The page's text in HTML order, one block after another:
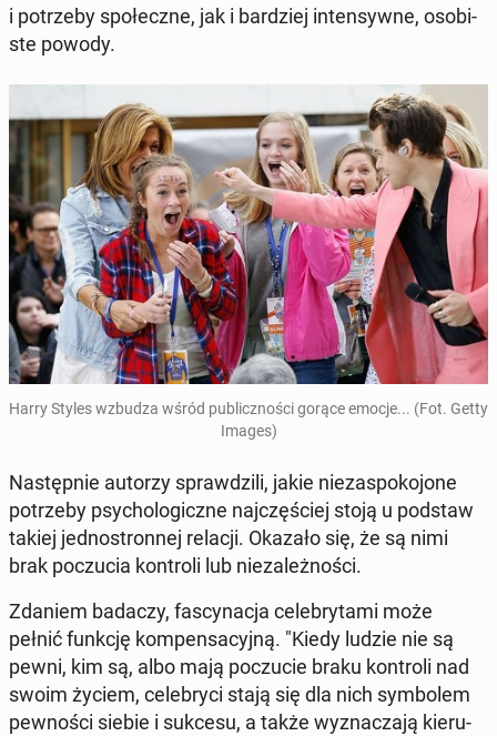
i po­trze­by spo­łecz­ne, jak i bar­dziej in­ten­syw­ne, oso­bi­
ste powody.
Harry Styles wzbudza wśród pu­blicz­no­ści gorące emocje... (Fot. Getty
Images)
Na­stęp­nie autorzy spraw­dzi­li, jakie nie­za­spo­ko­jo­ne
po­trze­by psy­cho­lo­gicz­ne naj­czę­ściej stoją u podstaw
takiej jed­no­stron­nej relacji. Okazało się, że są nimi
brak po­czu­cia kon­tro­li lub nie­za­leż­no­ści.
Zdaniem badaczy, fa­scy­na­cja ce­le­bry­ta­mi może
pełnić funkcję kom­pen­sa­cyj­ną. "Kiedy ludzie nie są
pewni, kim są, albo mają po­czu­cie braku kon­tro­li nad
swoim życiem, ce­le­bry­ci stają się dla nich sym­bo­lem
pew­no­ści siebie i sukcesu, a także wy­zna­cza­ją kie­ru­